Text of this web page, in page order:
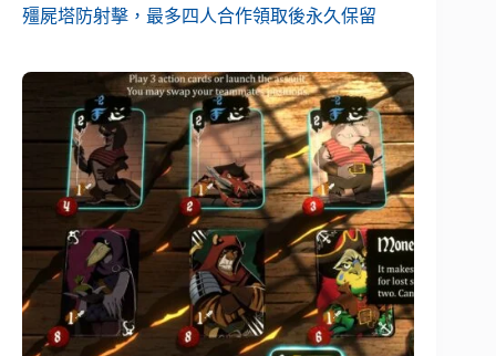
殭屍塔防射擊，最多四人合作領取後永久保留